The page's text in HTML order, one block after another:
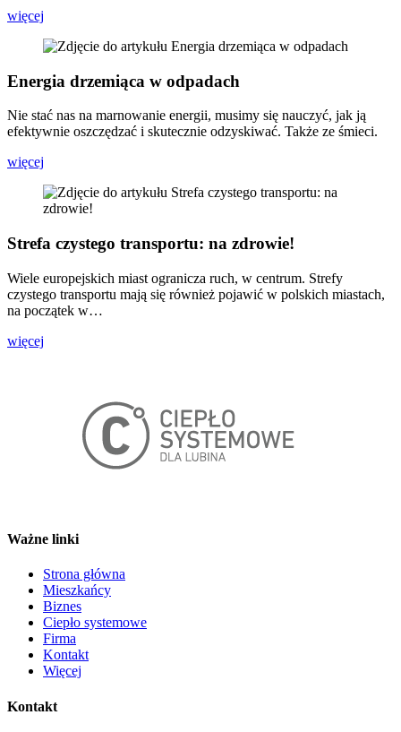
więcej
Energia drzemiąca w odpadach
Nie stać nas na marnowanie energii, musimy się nauczyć, jak ją
efektywnie oszczędzać i skutecznie odzyskiwać. Także ze śmieci.
więcej
Strefa czystego transportu: na zdrowie!
Wiele europejskich miast ogranicza ruch, w centrum. Strefy
czystego transportu mają się również pojawić w polskich miastach,
na początek w…
więcej
Ważne linki
Strona główna
Mieszkańcy
Biznes
Ciepło systemowe
Firma
Kontakt
Więcej
Kontakt